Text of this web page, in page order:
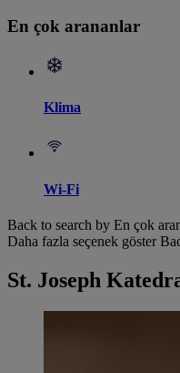
En çok arananlar
Klima
Wi-Fi
Back to search by En çok
Daha fazla seçenek göster
St. Joseph